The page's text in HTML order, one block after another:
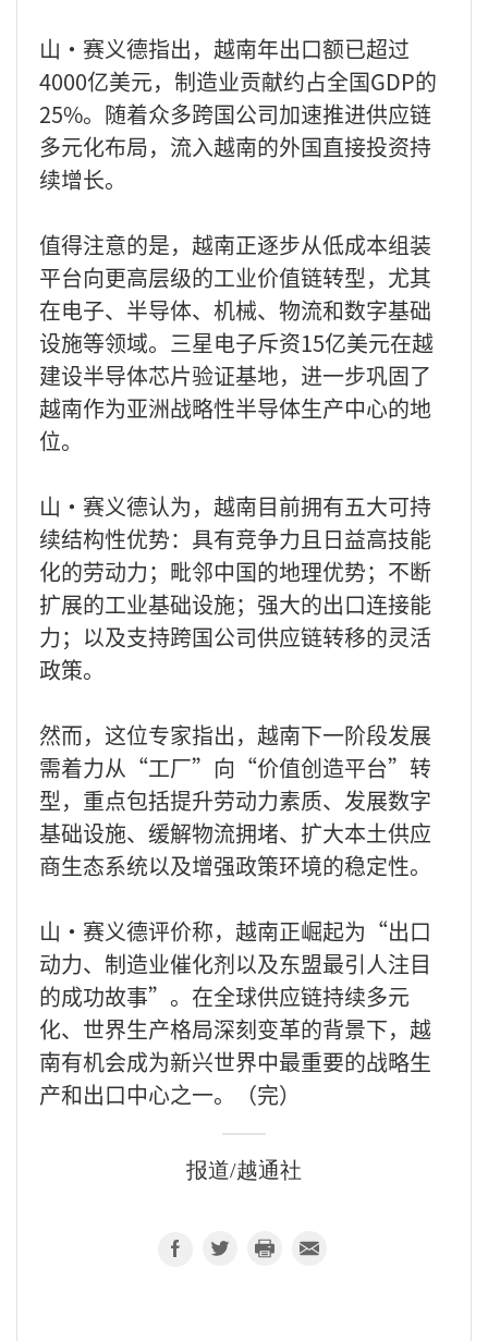
山·赛义德指出，越南年出口额已超过
4000亿美元，制造业贡献约占全国GDP的
25%。随着众多跨国公司加速推进供应链
多元化布局，流入越南的外国直接投资持
续增长。
值得注意的是，越南正逐步从低成本组装
平台向更高层级的工业价值链转型，尤其
在电子、半导体、机械、物流和数字基础
设施等领域。三星电子斥资15亿美元在越
建设半导体芯片验证基地，进一步巩固了
越南作为亚洲战略性半导体生产中心的地
位。
山·赛义德认为，越南目前拥有五大可持
续结构性优势：具有竞争力且日益高技能
化的劳动力；毗邻中国的地理优势；不断
扩展的工业基础设施；强大的出口连接能
力；以及支持跨国公司供应链转移的灵活
政策。
然而，这位专家指出，越南下一阶段发展
需着力从“工厂”向“价值创造平台”转
型，重点包括提升劳动力素质、发展数字
基础设施、缓解物流拥堵、扩大本土供应
商生态系统以及增强政策环境的稳定性。
山·赛义德评价称，越南正崛起为“出口
动力、制造业催化剂以及东盟最引人注目
的成功故事”。在全球供应链持续多元
化、世界生产格局深刻变革的背景下，越
南有机会成为新兴世界中最重要的战略生
产和出口中心之一。（完）
报道/越通社